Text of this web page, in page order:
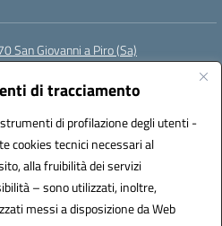
di tracciamento
di profilazione degli utenti -
cookies tecnici necessari al
alla fruibilità dei servizi
– sono utilizzati, inoltre,
messi a disposizione da Web
San Giovanni a Piro (Sa)
saic815005@pec.istruzione.it
(IPA): istsc_SAIC815005